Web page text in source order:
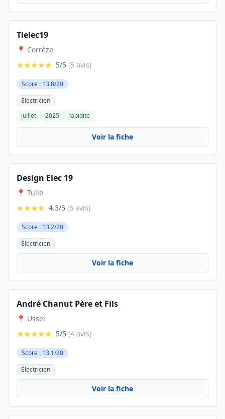
Tlelec19
📍 Corrèze
★★★★★ 5/5 (5 avis)
Score : 13.8/20
Électricien
juillet
2025 rapidité
Voir la fiche
Design Elec 19
📍 Tulle
★★★★ 4.3/5 (6 avis)
Score : 13.2/20
Électricien
Voir la fiche
André Chanut Père et Fils
📍 Ussel
★★★★★ 5/5 (4 avis)
Score : 13.1/20
Électricien
Voir la fiche